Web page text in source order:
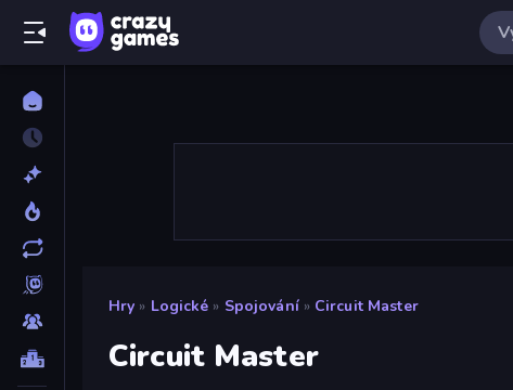
Hry » Logické » Spojování » Circuit Master
Circuit Master